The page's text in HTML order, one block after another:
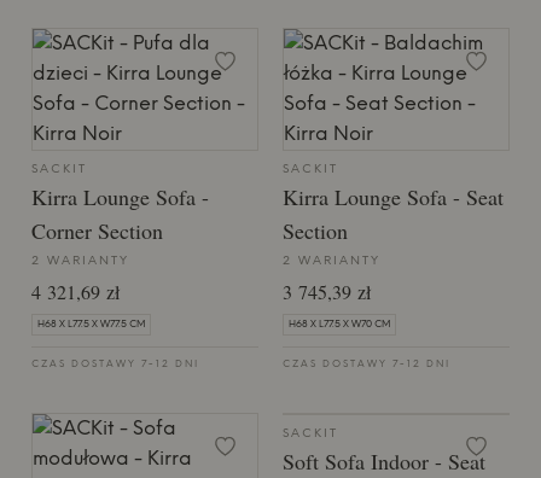
SACKIT
Kirra Lounge Sofa -
Corner Section
2 WARIANTY
4 321,69 zł
H68 X L77.5 X W77.5 CM
CZAS DOSTAWY 7-12 DNI
SACKIT
Kirra Lounge Sofa - Seat
Section
2 WARIANTY
3 745,39 zł
H68 X L77.5 X W70 CM
CZAS DOSTAWY 7-12 DNI
SACKIT
Soft Sofa Indoor - Seat